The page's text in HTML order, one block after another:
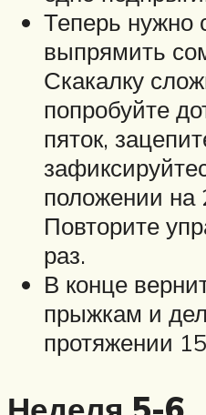
Теперь нужно
выпрямить
Скакалку
попробуйте
пяток,
положении на
Повторите
раз.
В конце
прыжкам и
протяжении